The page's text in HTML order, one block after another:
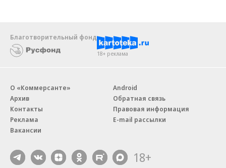
Благотворительный фонд
18+ реклама
О «Коммерсанте»
Архив
Контакты
Реклама
Вакансии
Android
Обратная связь
Правовая информация
E-mail рассылки
18+